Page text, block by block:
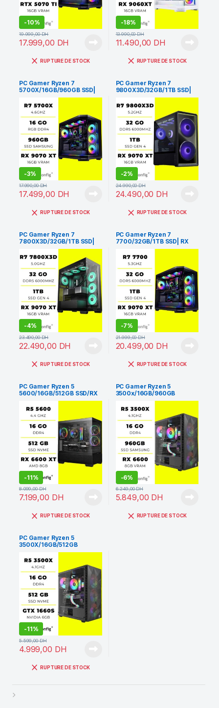
-10%
17.999,00 DH
19.999,00DH
RUPTURE DE STOCK
-18%
11.490,00 DH
13.990,00DH
RUPTURE DE STOCK
PC Gamer Ryzen 7
5700X/16GB/960GB SSD|
RX 9070 XT 16GB
-3%
17.499,00 DH
17.990,00DH
RUPTURE DE STOCK
PC Gamer Ryzen 7
9800X3D/32GB/1TB SSD|
RX 9070 XT 16GB
-2%
24.490,00 DH
24.990,00DH
RUPTURE DE STOCK
PC Gamer Ryzen 7
7800X3D/32GB/1TB SSD|
RX 9070 XT 16GB
-4%
22.490,00 DH
23.490,00DH
RUPTURE DE STOCK
PC Gamer Ryzen 7
7700/32GB/1TB SSD| RX
9070 XT 16GB
-7%
20.499,00 DH
21.999,00DH
RUPTURE DE STOCK
PC Gamer Ryzen 5
5600/16GB/512GB SSD/RX
-11%
7.199,00 DH
8.099,00DH
RUPTURE DE STOCK
PC Gamer Ryzen 5
3500x/16GB/960GB
SSD/RX 6600
-6%
5.849,00 DH
6.249,00DH
RUPTURE DE STOCK
PC Gamer Ryzen 5
3500X/16GB/512GB
SSD/GTX 1660 SUPER
-11%
4.999,00 DH
5.599,00DH
RUPTURE DE STOCK